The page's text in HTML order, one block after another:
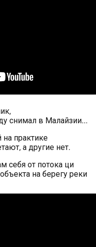
снимал в Малайзии...
практике
а другие нет.
себя от потока ци
на берегу реки